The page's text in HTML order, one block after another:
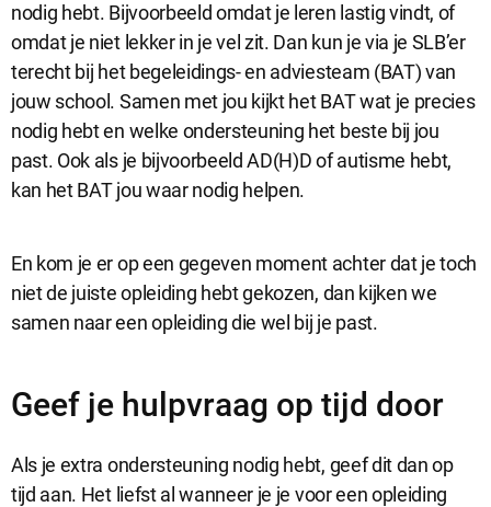
Marketing cookies
Marketing cookies worden gebruikt om relevante advertenties te
kunnen tonen op advertentieplatformen zoals Facebook en
Google. De cookies delen individuele gegevens over jouw
surfgedrag op onze website.
Selectie accepteren
nodig hebt. Bijvoorbeeld omdat je leren lastig vindt, of
omdat je niet lekker in je vel zit. Dan kun je via je SLB’er
terecht bij het begeleidings- en adviesteam (BAT) van
jouw school. Samen met jou kijkt het BAT wat je precies
nodig hebt en welke ondersteuning het beste bij jou
past. Ook als je bijvoorbeeld AD(H)D of autisme hebt,
kan het BAT jou waar nodig helpen.
En kom je er op een gegeven moment achter dat je toch
niet de juiste opleiding hebt gekozen, dan kijken we
samen naar een opleiding die wel bij je past.
Geef je hulpvraag op tijd door
Als je extra ondersteuning nodig hebt, geef dit dan op
tijd aan. Het liefst al wanneer je je voor een opleiding